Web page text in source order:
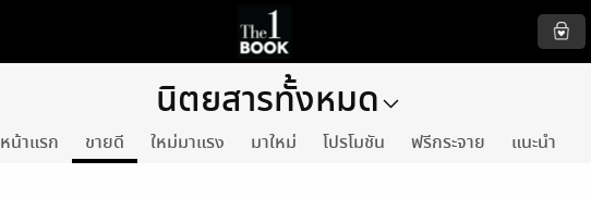
นิตยสารทั้งหมด
หน้าแรก ขายดี ใหม่มาแรง มาใหม่ โปรโมชัน ฟรีกระจาย แนะนำ